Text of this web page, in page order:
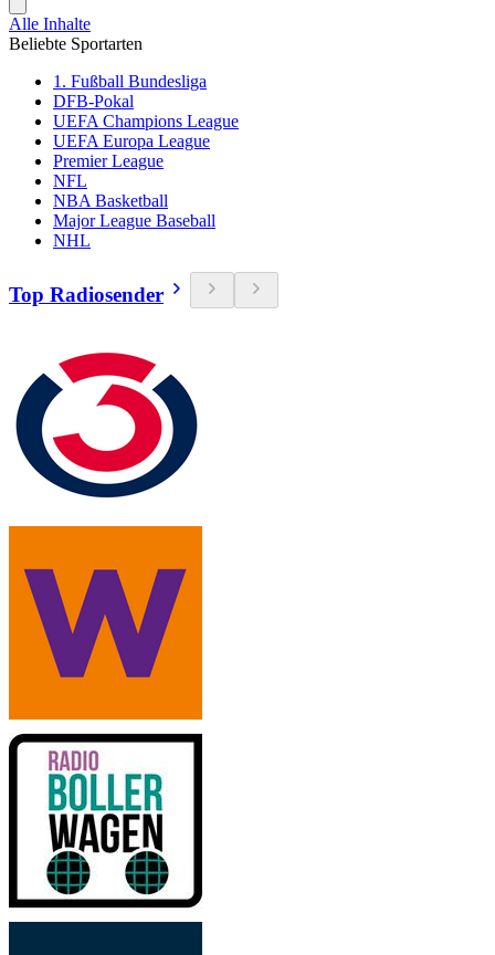
Alle Inhalte
Beliebte Sportarten
1. Fußball Bundesliga
DFB-Pokal
UEFA Champions League
UEFA Europa League
Premier League
NFL
NBA Basketball
Major League Baseball
NHL
Top Radiosender